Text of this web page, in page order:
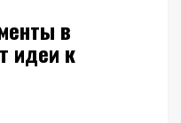
в
идеи к